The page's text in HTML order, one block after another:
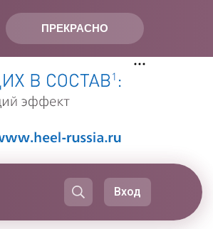
ПРЕКРАСНО
Вход